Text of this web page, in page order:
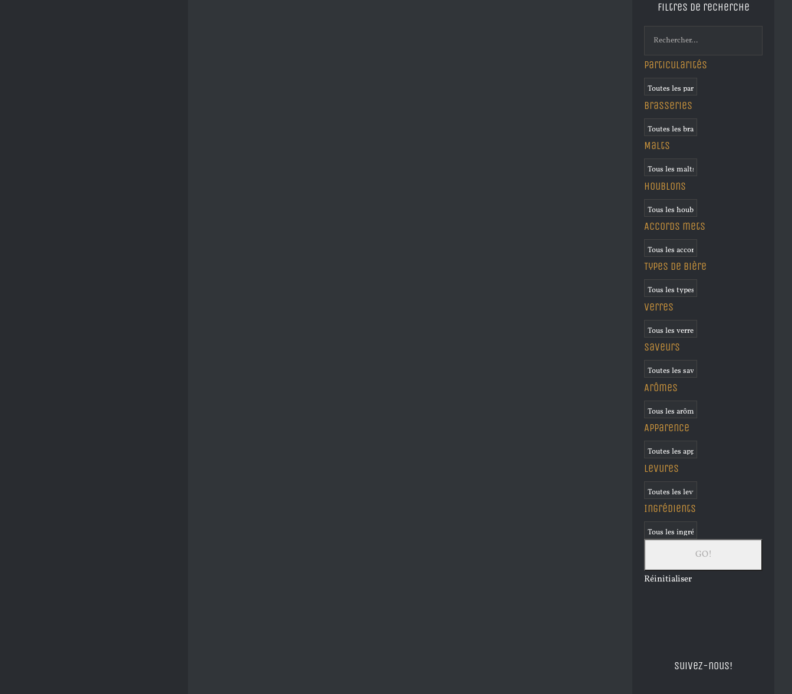
Filtres de recherche
Particularités
Brasseries
Malts
Houblons
Accords mets
Types de bière
Verres
Saveurs
Arômes
Apparence
Levures
Ingrédients
Réinitialiser
Suivez-nous!